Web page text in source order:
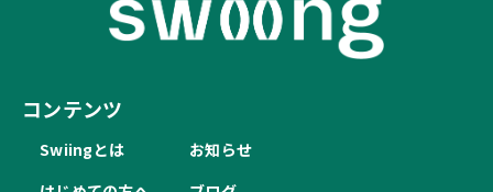
コンテンツ
Swiingとは
お知らせ